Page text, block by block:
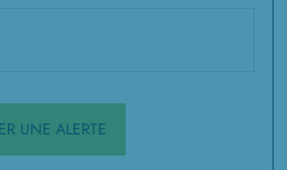
UNE ALERTE